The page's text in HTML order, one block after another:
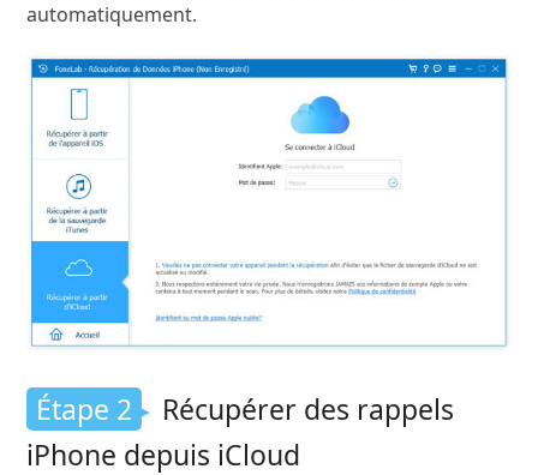
automatiquement.
Étape 2
Récupérer des rappels
iPhone depuis iCloud